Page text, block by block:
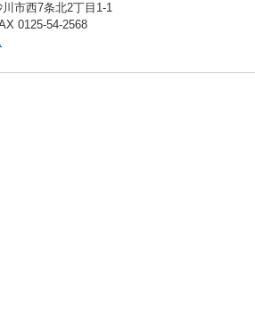
市西7条北2丁目1-1
0125-54-2568